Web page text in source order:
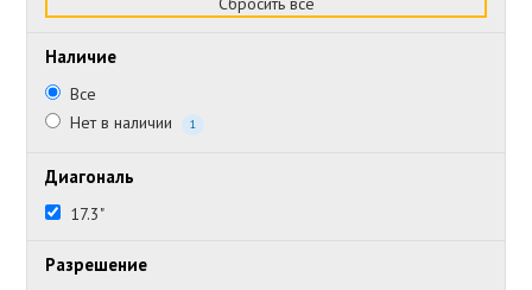
Наличие
Все
Нет в наличии
1
Диагональ
17.3"
Разрешение